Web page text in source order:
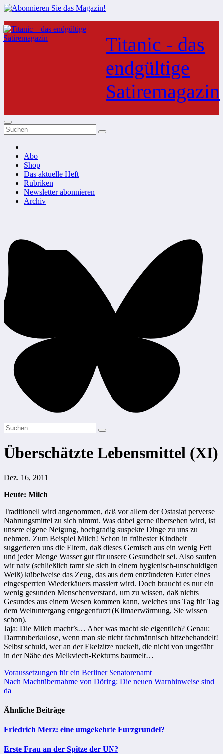
Zum
Inhalt
springen
Titanic - das
endgültige
Satiremagazin
Abo
Shop
Das aktuelle Heft
Rubriken
Newsletter abonnieren
Archiv
Überschätzte Lebensmittel (XI)
Dez. 16, 2011
Heute: Milch
Traditionell wird angenommen, daß vor allem der Ostasiat perverse
Nahrungsmittel zu sich nimmt. Was dabei gerne übersehen wird, ist
unsere eigene Neigung, hochgradig suspekte Dinge zu uns zu
nehmen. Zum Beispiel Milch! Schon in frühester Kindheit
suggerieren uns die Eltern, daß dieses Gemisch aus ein wenig Fett
und jeder Menge Wasser gut für unsere Gesundheit sei. Also saufen
wir naiv (schließlich tarnt sie sich in einem hygienisch-unschuldigen
Weiß) kübelweise das Zeug, das aus dem entzündeten Euter eines
eingesperrten Wiederkäuers massiert wird. Doch braucht es nur ein
wenig gesunden Menschenverstand, um zu wissen, daß nichts
Gesundes aus einem Wesen kommen kann, welches uns Tag für Tag
dem Weltuntergang entgegenfurzt (Klimaerwärmung, Sie wissen
schon).
Jaja: Die Milch macht’s… Aber was macht sie eigentlich? Genau:
Darmtuberkulose, wenn man sie nicht fachmännisch hitzebehandelt!
Selbst schuld, wer an der Ekelzitze nuckelt, die nicht von ungefähr
in der Nähe des Melkviech-Rektums baumelt…
Beitragsnavigation
Voraussetzungen für ein Berliner Senatorenamt
Nach Machtübernahme von Döring: Die neuen Warnhinweise sind
da
Ähnliche Beiträge
Friedrich Merz: eine umgekehrte Furzgrundel?
Erste Frau an der Spitze der UN?